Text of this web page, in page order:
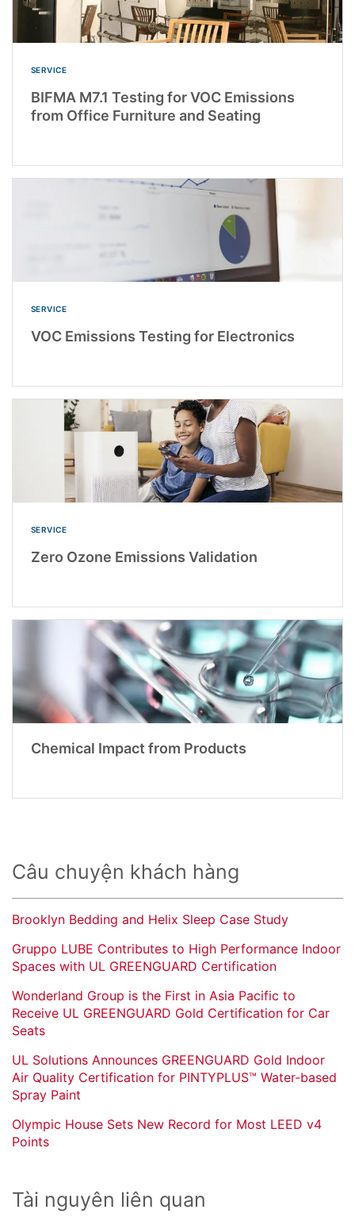
SERVICE
BIFMA M7.1 Testing for VOC Emissions
from Office Furniture and Seating
SERVICE
VOC Emissions Testing for Electronics
SERVICE
Zero Ozone Emissions Validation
Chemical Impact from Products
Câu chuyện khách hàng
Brooklyn Bedding and Helix Sleep Case Study
Gruppo LUBE Contributes to High Performance Indoor
Spaces with UL GREENGUARD Certification
Wonderland Group is the First in Asia Pacific to
Receive UL GREENGUARD Gold Certification for Car
Seats
UL Solutions Announces GREENGUARD Gold Indoor
Air Quality Certification for PINTYPLUS™ Water-based
Spray Paint
Olympic House Sets New Record for Most LEED v4
Points
Tài nguyên liên quan